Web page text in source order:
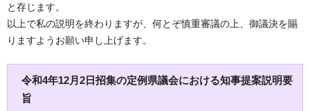
と存じます。
以上で私の説明を終わりますが、何とぞ慎重審議の上、御議決を賜
りますようお願い申し上げます。
令和4年12月2日招集の定例県議会における知事提案説明要
旨